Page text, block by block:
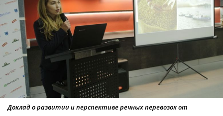
Доклад о развитии и перспективе речных перевозок от